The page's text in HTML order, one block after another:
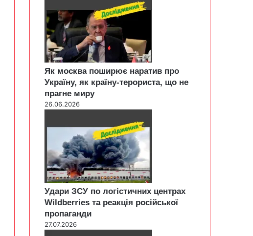
Як москва поширює наратив про
Україну, як країну-терориста, що не
прагне миру
26.06.2026
Удари ЗСУ по логістичних центрах
Wildberries та реакція російської
пропаганди
27.07.2026